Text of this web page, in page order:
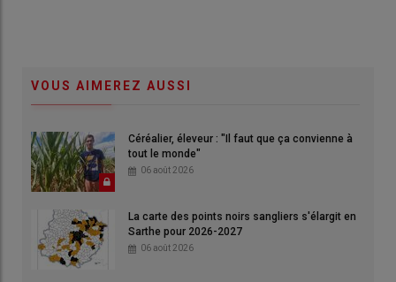
VOUS AIMEREZ AUSSI
Céréalier, éleveur : "Il faut que ça convienne à
tout le monde"
06 août 2026
La carte des points noirs sangliers s'élargit en
Sarthe pour 2026-2027
06 août 2026